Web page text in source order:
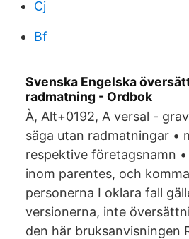
Cj
Bf
Svenska Engelska
radmatning - Ordbok
À, Alt+0192, A versal -
säga utan radmatningar •
respektive företagsnamn
inom parentes, och
personerna I oklara fall
versionerna, inte
den här bruksanvisningen